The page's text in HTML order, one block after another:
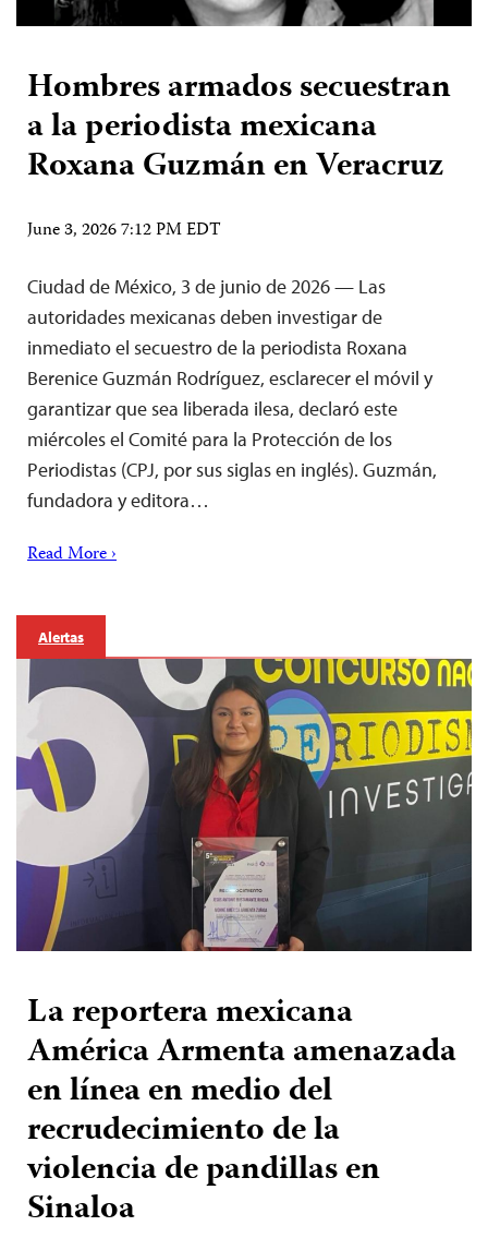
Hombres armados secuestran
a la periodista mexicana
Roxana Guzmán en Veracruz
June 3, 2026 7:12 PM EDT
Ciudad de México, 3 de junio de 2026 — Las
autoridades mexicanas deben investigar de
inmediato el secuestro de la periodista Roxana
Berenice Guzmán Rodríguez, esclarecer el móvil y
garantizar que sea liberada ilesa, declaró este
miércoles el Comité para la Protección de los
Periodistas (CPJ, por sus siglas en inglés). Guzmán,
fundadora y editora…
Read More ›
Alertas
La reportera mexicana
América Armenta amenazada
en línea en medio del
recrudecimiento de la
violencia de pandillas en
Sinaloa